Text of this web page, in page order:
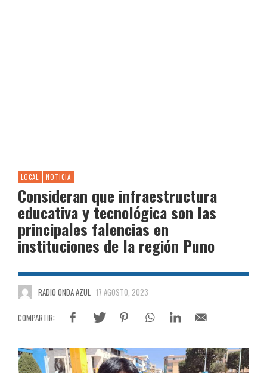
LOCAL NOTICIA
Consideran que infraestructura
educativa y tecnológica son las
principales falencias en
instituciones de la región Puno
RADIO ONDA AZUL 17 AGOSTO, 2023